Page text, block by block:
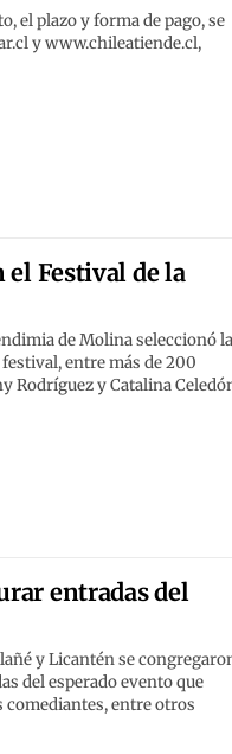
el plazo y forma de pago, se
y www.chileatiende.cl,
Festival de la
de Molina seleccionó
entre más de 200
Rodríguez y Catalina
entradas del
y Licantén se
del esperado evento que
comediantes, entre otros